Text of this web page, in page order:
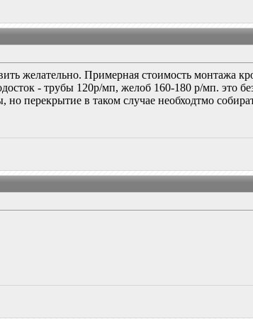
желательно. Примерная стоимость монтажа
- трубы 120р/мп, желоб 160-180 р/мп. это
но перекрытие в таком случае необходтмо